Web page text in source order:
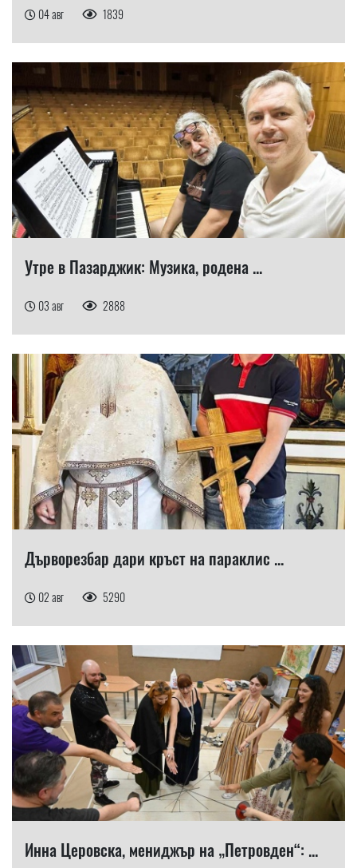
04 авг 1839
Утре в Пазарджик: Музика, родена ...
03 авг 2888
Дърворезбар дари кръст на параклис ...
02 авг 5290
Инна Церовска, мениджър на „Петровден“: ...